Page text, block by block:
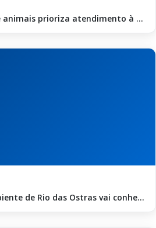
animais prioriza atendimento à ...
de Rio das Ostras vai conhe...